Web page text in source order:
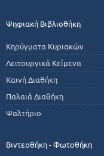
Ψηφιακή Βιβλιοθήκη
Κηρύγματα Κυριακών
Λειτουργικά Κείμενα
Καινή Διαθήκη
Παλαιά Διαθήκη
Ψαλτήριο
Βιντεοθήκη - Φωτοθήκη